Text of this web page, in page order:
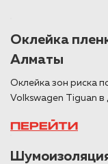
Оклейка
Алматы
Оклейка зон риска
Volkswagen Tiguan в
ПЕРЕЙТИ